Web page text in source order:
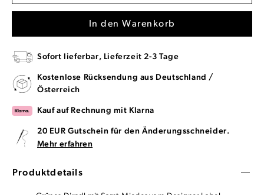
In den Warenkorb
Sofort lieferbar, Lieferzeit 2-3 Tage
Kostenlose Rücksendung aus Deutschland /
Österreich
Kauf auf Rechnung mit Klarna
20 EUR Gutschein für den Änderungsschneider.
Mehr erfahren
Produktdetails